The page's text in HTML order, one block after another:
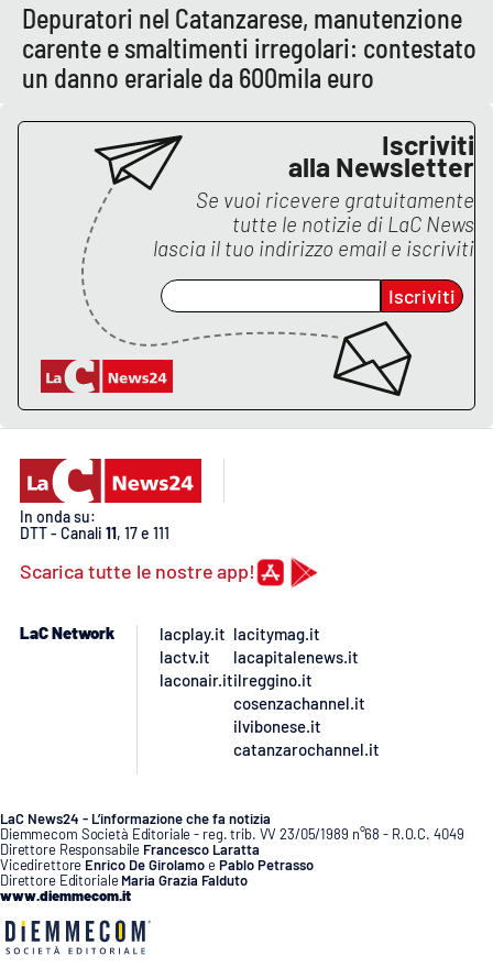
APP
Android
Depuratori nel Catanzarese, manutenzione
carente e smaltimenti irregolari: contestato
un danno erariale da 600mila euro
Iscriviti
alla Newsletter
Se vuoi ricevere gratuitamente
tutte le notizie di LaC News
lascia il tuo indirizzo email e iscriviti
Iscriviti
In onda su:
DTT - Canali 11, 17 e 111
Scarica tutte le nostre app!
LaC Network
lacplay.it
lactv.it
laconair.it
lacitymag.it
lacapitalenews.it
ilreggino.it
cosenzachannel.it
ilvibonese.it
catanzarochannel.it
LaC News24 - L’informazione che fa notizia
Diemmecom Società Editoriale - reg. trib. VV 23/05/1989 n°68 - R.O.C. 4049
Direttore Responsabile Francesco Laratta
Vicedirettore Enrico De GirolamoePablo Petrasso
Direttore Editoriale Maria Grazia Falduto
www.diemmecom.it